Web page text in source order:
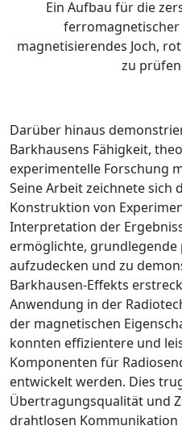
Ein Aufbau für die
magnetisierendes Joch,
zu
Darüber hinaus
Barkhausens Fähigkeit,
experimentelle Forschung
Seine Arbeit zeichnete sich
Konstruktion von
Interpretation der
ermöglichte, grundlegende
aufzudecken und zu
Barkhausen-Effekts
Anwendung in der
der magnetischen
konnten effizientere und
Komponenten für
entwickelt werden. Dies
Übertragungsqualität und
drahtlosen Kommunikation